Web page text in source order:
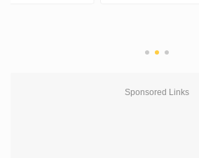
Sponsored Links